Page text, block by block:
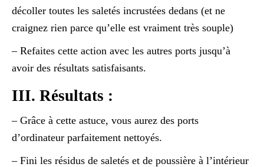
décoller toutes les saletés incrustées dedans (et ne
craignez rien parce qu’elle est vraiment très souple)
– Refaites cette action avec les autres ports jusqu’à
avoir des résultats satisfaisants.
III. Résultats :
– Grâce à cette astuce, vous aurez des ports
d’ordinateur parfaitement nettoyés.
– Fini les résidus de saletés et de poussière à l’intérieur